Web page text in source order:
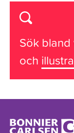
Sök bland
och